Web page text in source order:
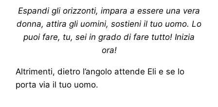
Espandi gli orizzonti, impara a essere una vera
donna, attira gli uomini, sostieni il tuo uomo. Lo
puoi fare, tu, sei in grado di fare tutto! Inizia
ora!
Altrimenti, dietro l’angolo attende Eli e se lo
porta via il tuo uomo.